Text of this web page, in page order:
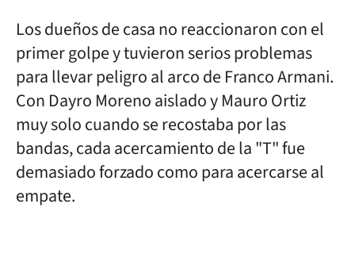
Los dueños de casa no reaccionaron con el
primer golpe y tuvieron serios problemas
para llevar peligro al arco de Franco Armani.
Con Dayro Moreno aislado y Mauro Ortiz
muy solo cuando se recostaba por las
bandas, cada acercamiento de la "T" fue
demasiado forzado como para acercarse al
empate.